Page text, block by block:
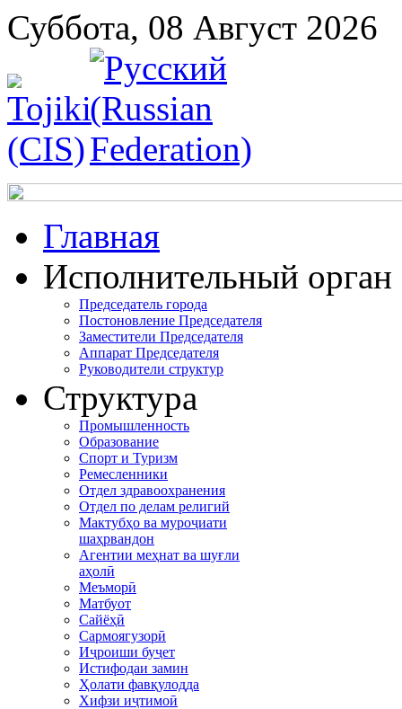
Суббота, 08 Август 2026
Главная
Исполнительный орган
Председатель города
Постоновление Председателя
Заместители Председателя
Аппарат Председателя
Руководители структур
Структура
Промышленность
Образование
Спорт и Туризм
Ремесленники
Отдел здравоохранения
Отдел по делам религий
Мактубҳо ва муроҷиати
шаҳрвандон
Агентии меҳнат ва шуғли
аҳолӣ
Меъморӣ
Матбуот
Сайёҳӣ
Сармоягузорӣ
Иҷроиши буҷет
Истифодаи замин
Ҳолати фавқулодда
Хифзи иҷтимоӣ